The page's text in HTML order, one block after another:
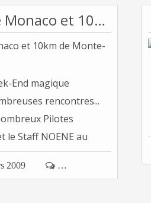
Marathon de Monaco et 10km de Monte-Carlo!
End magique
rencontres...
Pilotes
le Staff NOENE au
2009  …